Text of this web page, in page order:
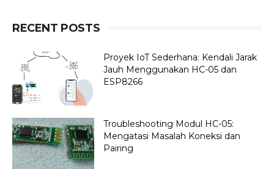
RECENT POSTS
Proyek IoT Sederhana: Kendali Jarak
Jauh Menggunakan HC-05 dan
ESP8266
Troubleshooting Modul HC-05:
Mengatasi Masalah Koneksi dan
Pairing